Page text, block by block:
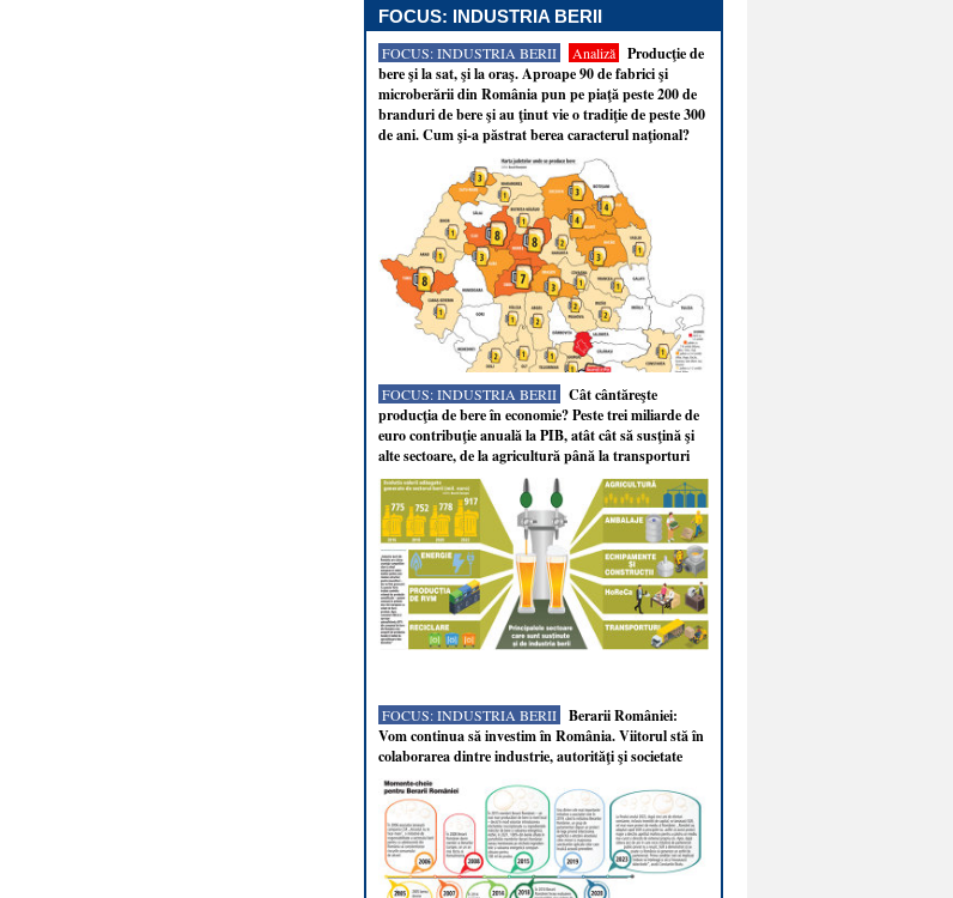
FOCUS: INDUSTRIA BERII
FOCUS: INDUSTRIA BERII Analiză
Producţie de
bere şi la sat, şi la oraş. Aproape 90 de fabrici şi
microberării din România pun pe piaţă peste 200 de
branduri de bere şi au ţinut vie o tradiţie de peste 300
de ani. Cum şi-a păstrat berea caracterul naţional?
FOCUS: INDUSTRIA BERII
Cât cântăreşte
producţia de bere în economie? Peste trei miliarde de
euro contribuţie anuală la PIB, atât cât să susţină şi
alte sectoare, de la agricultură până la transporturi
FOCUS: INDUSTRIA BERII
Berarii României:
Vom continua să investim în România. Viitorul stă în
colaborarea dintre industrie, autorităţi şi societate